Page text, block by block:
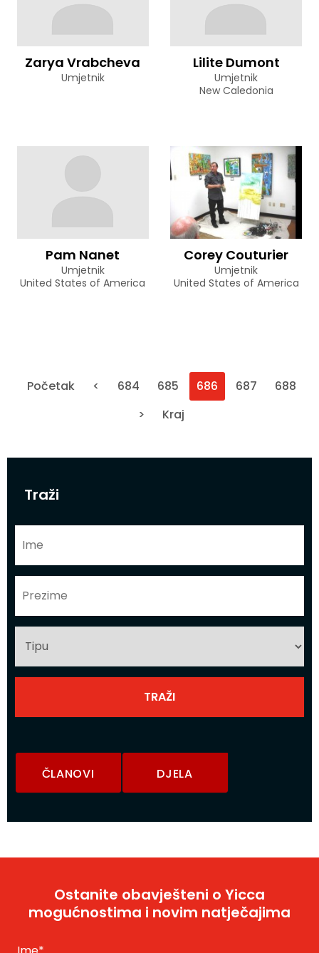
Traži
ČLANOVI DJELA
Zarya Vrabcheva
Umjetnik
Lilite Dumont
Umjetnik
New Caledonia
Pam Nanet
Umjetnik
United States of America
Corey Couturier
Umjetnik
United States of America
Početak < 684 685 686 687
688
>
Kraj
Ostanite obavješteni o Yicca
mogućnostima i novim natječajima